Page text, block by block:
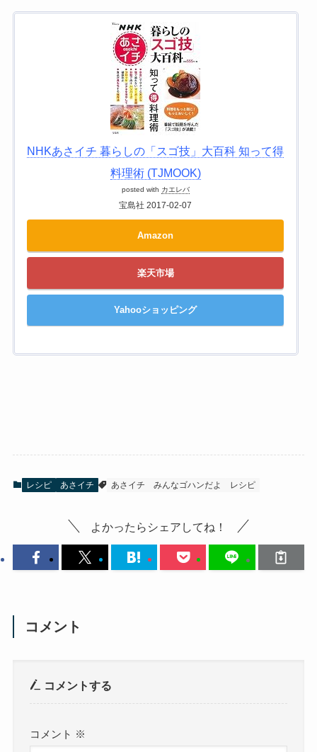
NHKあさイチ 暮らしの「スゴ技」大百科 知って得
料理術 (TJMOOK)
posted with カエレバ
宝島社 2017-02-07
Amazon
楽天市場
Yahooショッピング
レシピ あさイチ あさイチ みんなゴハンだよ レシピ
よかったらシェアしてね！
コメント
コメントする
コメント ※